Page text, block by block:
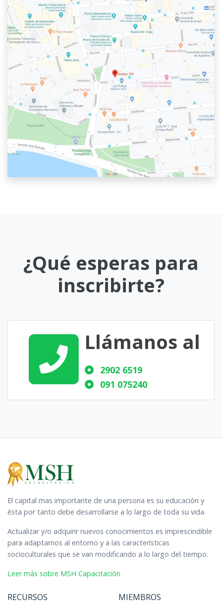
¿Qué esperas para
inscribirte?
Llámanos al
2902 6519
091 075240
El capital mas importante de una persona es su educación y
ésta por tanto debe desarrollarse a lo largo de toda su vida.
Actualizar y/o adquirir nuevos conocimientos es imprescindible
para adaptarnos al entorno y a las características
socioculturales que se van modificando a lo largo del tiempo.
Leer más sobre MSH Capacitación
RECURSOS MIEMBROS